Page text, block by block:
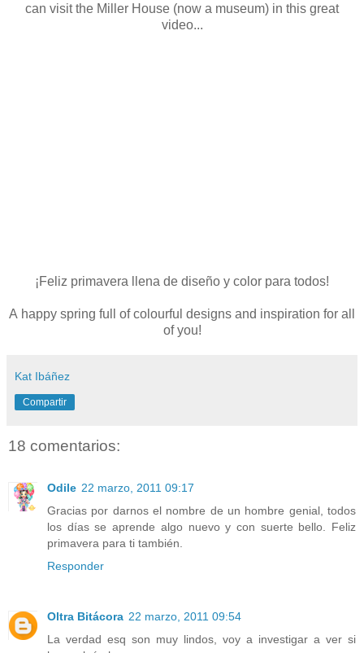
can visit the Miller House (now a museum) in this great
video...
¡Feliz primavera llena de diseño y color para todos!
A happy spring full of colourful designs and inspiration for all
of you!
Kat Ibáñez
Compartir
18 comentarios:
Odile 22 marzo, 2011 09:17
Gracias por darnos el nombre de un hombre genial, todos
los días se aprende algo nuevo y con suerte bello. Feliz
primavera para ti también.
Responder
Oltra Bitácora 22 marzo, 2011 09:54
La verdad esq son muy lindos, voy a investigar a ver si